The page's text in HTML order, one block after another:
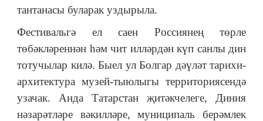
тантанасы буларак уздырыла.
Фестивальгә ел саен Россиянең төрле
төбәкләреннән һәм чит илләрдән күп санлы дин
тотучылар килә. Быел ул Болгар дәүләт тарихи-
архитектура музей-тыюлыгы территориясендә
узачак. Анда Татарстан җитәкчелеге, Диния
нәзарәтләре вәкилләре, муниципаль берәмлек